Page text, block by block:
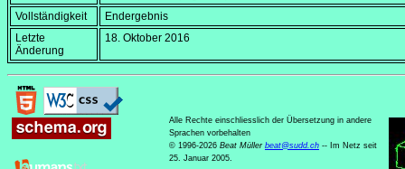
Vollständigkeit
Endergebnis
Letzte
Änderung
18. Oktober 2016
Alle Rechte einschliesslich der Übersetzung in andere
Sprachen vorbehalten
© 1996-2026 Beat Müller beat@sudd.ch -- Im Netz seit
25. Januar 2005.